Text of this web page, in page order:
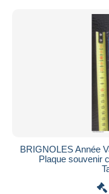
BRIGNOLES Année
Plaque souvenir